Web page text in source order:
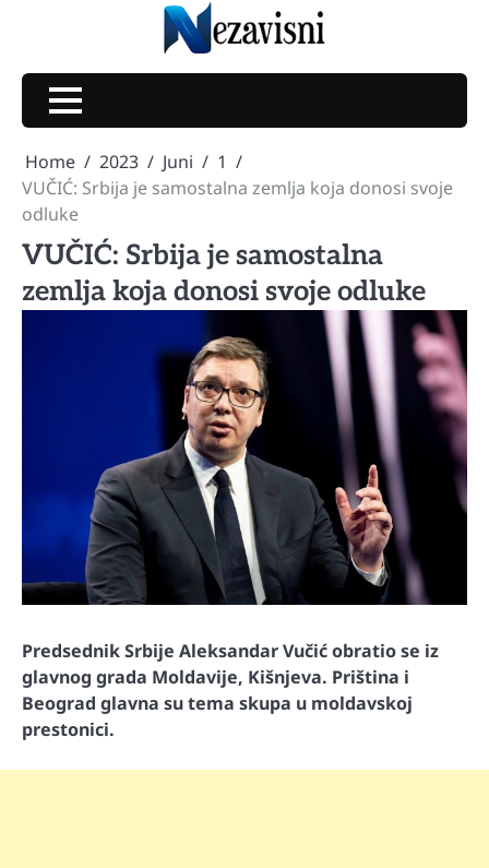
Home 2023 Juni
1
VUČIĆ: Srbija je samostalna zemlja koja donosi svoje
odluke
VUČIĆ: Srbija je samostalna
zemlja koja donosi svoje odluke
Predsednik Srbije Aleksandar Vučić obratio se iz
glavnog grada Moldavije, Kišnjeva. Priština i
Beograd glavna su tema skupa u moldavskoj
prestonici.